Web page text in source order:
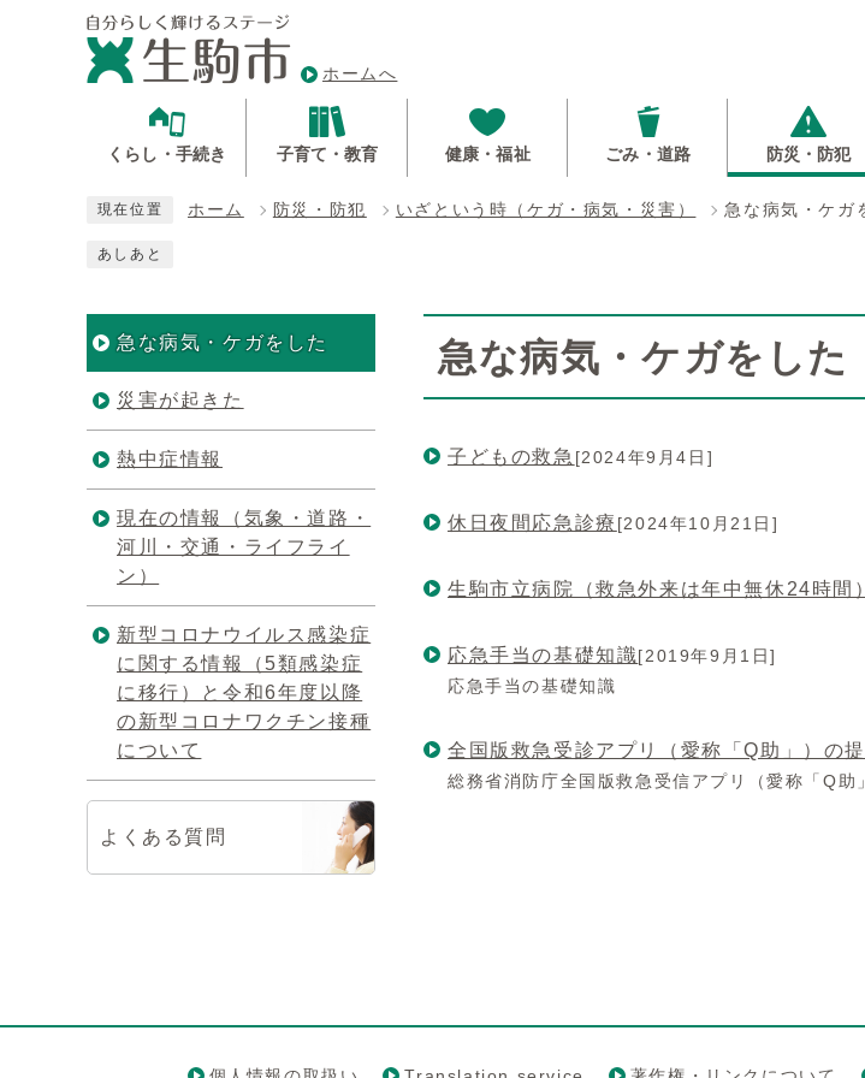
ホームへ
くらし・手続き 子育て・教育 健康・福祉 ごみ・道路 防災・防犯
現在位置 ホーム 防災・防犯 いざという時（ケガ・病気・災害） 急な病気・ケガ
あしあと
急な病気・ケガをした
子どもの救急 [2024年9月4日]
休日夜間応急診療 [2024年10月21日]
生駒市立病院（救急外来は年中無休24時間）
応急手当の基礎知識[2019年9月1日]
応急手当の基礎知識
全国版救急受診アプリ（愛称「Q助」）の
総務省消防庁全国版救急受信アプリ（愛称「Q助
急な病気・ケガをした
災害が起きた
熱中症情報
現在の情報（気象・道路・
河川・交通・ライフライ
ン）
新型コロナウイルス感染症
に関する情報（5類感染症
に移行）と令和6年度以降
の新型コロナワクチン接種
について
よくある質問